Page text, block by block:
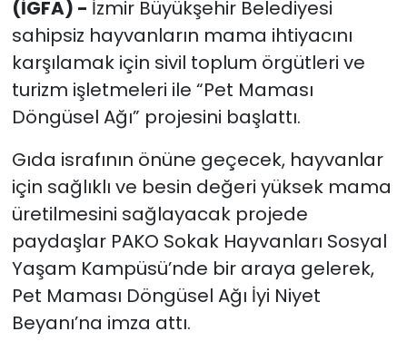
(İGFA) - İzmir Büyükşehir Belediyesi
sahipsiz hayvanların mama ihtiyacını
karşılamak için sivil toplum örgütleri ve
turizm işletmeleri ile “Pet Maması
Döngüsel Ağı” projesini başlattı.
Gıda israfının önüne geçecek, hayvanlar
için sağlıklı ve besin değeri yüksek mama
üretilmesini sağlayacak projede
paydaşlar PAKO Sokak Hayvanları Sosyal
Yaşam Kampüsü’nde bir araya gelerek,
Pet Maması Döngüsel Ağı İyi Niyet
Beyanı’na imza attı.